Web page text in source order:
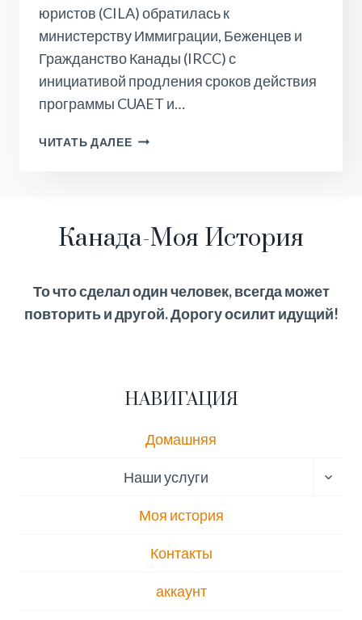
юристов (CILA) обратилась к
министерству Иммиграции, Беженцев и
Гражданство Канады (IRCC) с
инициативой продления сроков действия
программы CUAET и…
ЧИТАТЬ ДАЛЕЕПРОДЛЯТ
1
АВГУСТА?
Канада-Моя История
То что сделал один человек, всегда может
повторить и другой. Дорогу осилит идущий!
НАВИГАЦИЯ
Домашняя
Наши услуги
Моя история
Контакты
аккаунт